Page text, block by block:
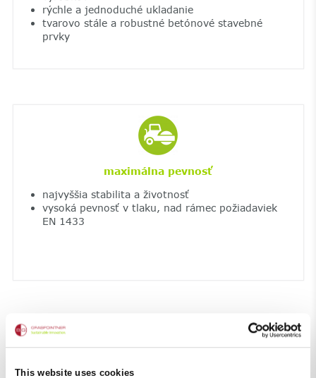
This website uses cookies
rýchle a jednoduché ukladanie
tvarovo stále a robustné betónové stavebné
prvky
maximálna pevnosť
najvyššia stabilita a životnosť
vysoká pevnosť v tlaku, nad rámec požiadaviek
EN 1433